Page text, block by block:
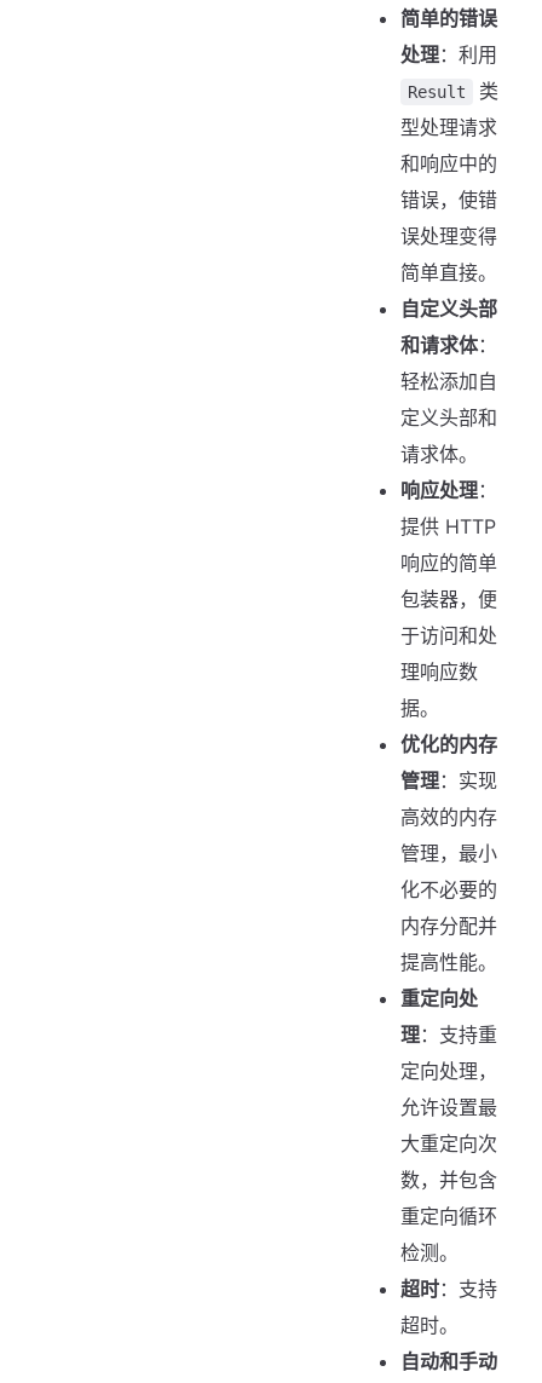
简单的错误
处理：利用
Result
类
型处理请求
和响应中的
错误，使错
误处理变得
简单直接。
自定义头部
和请求体：
轻松添加自
定义头部和
请求体。
响应处理：
提供 HTTP
响应的简单
包装器，便
于访问和处
理响应数
据。
优化的内存
管理：实现
高效的内存
管理，最小
化不必要的
内存分配并
提高性能。
重定向处
理：支持重
定向处理，
允许设置最
大重定向次
数，并包含
重定向循环
检测。
超时：支持
超时。
自动和手动